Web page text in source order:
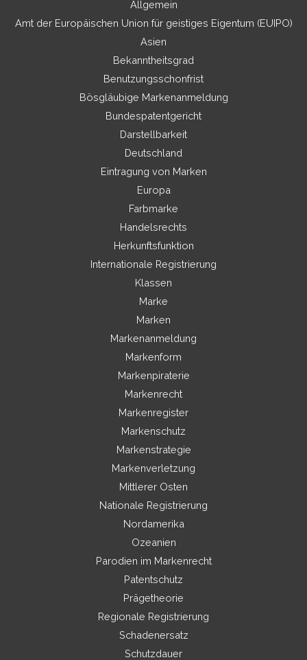
Allgemein
Amt der Europäischen Union für geistiges Eigentum (EUIPO)
Asien
Bekanntheitsgrad
Benutzungsschonfrist
Bösgläubige Markenanmeldung
Bundespatentgericht
Darstellbarkeit
Deutschland
Eintragung von Marken
Europa
Farbmarke
Handelsrechts
Herkunftsfunktion
Internationale Registrierung
Klassen
Marke
Marken
Markenanmeldung
Markenform
Markenpiraterie
Markenrecht
Markenregister
Markenschutz
Markenstrategie
Markenverletzung
Mittlerer Osten
Nationale Registrierung
Nordamerika
Ozeanien
Parodien im Markenrecht
Patentschutz
Prägetheorie
Regionale Registrierung
Schadenersatz
Schutzdauer